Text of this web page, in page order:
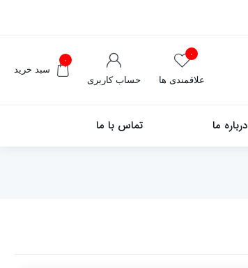
۰
سبد خرید
حساب کاربری
۰
علاقمندی ها
درباره ما تماس با ما